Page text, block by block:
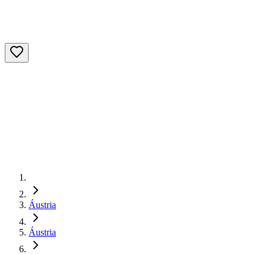
Áustria
Áustria